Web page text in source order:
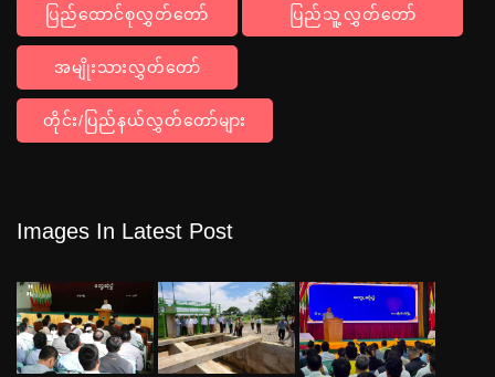
ပြည်ထောင်စုလွှတ်တော် ပြည်သူ့လွှတ်တော်
အမျိုးသားလွှတ်တော်
တိုင်း/ပြည်နယ်လွှတ်တော်များ
Images In Latest Post